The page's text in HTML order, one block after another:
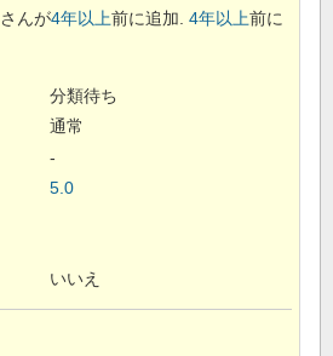
さんが4年以上前に追加. 4年以上前に
分類待ち
通常
-
5.0
いいえ